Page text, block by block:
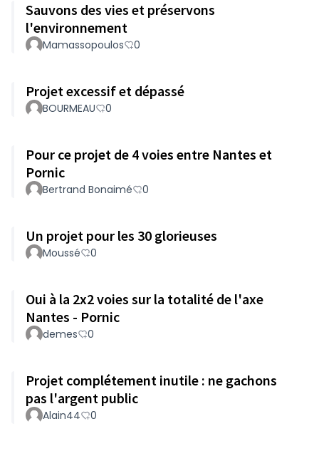
Sauvons des vies et préservons
l'environnement
Mamassopoulos 0
Projet excessif et dépassé
BOURMEAU 0
Pour ce projet de 4 voies entre Nantes et
Pornic
Bertrand Bonaimé 0
Un projet pour les 30 glorieuses
Moussé 0
Oui à la 2x2 voies sur la totalité de l'axe
Nantes - Pornic
demes 0
Projet complétement inutile : ne gachons
pas l'argent public
Alain44 0